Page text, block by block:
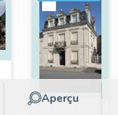
Aperçu